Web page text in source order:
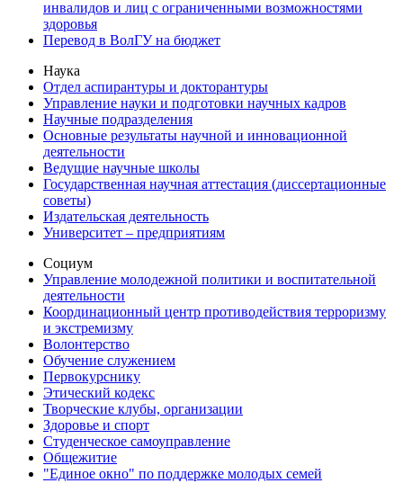
инвалидов и лиц с ограниченными возможностями
здоровья
Перевод в ВолГУ на бюджет
Наука
Отдел аспирантуры и докторантуры
Управление науки и подготовки научных кадров
Научные подразделения
Основные результаты научной и инновационной
деятельности
Ведущие научные школы
Государственная научная аттестация (диссертационные
советы)
Издательская деятельность
Университет – предприятиям
Социум
Управление молодежной политики и воспитательной
деятельности
Координационный центр противодействия терроризму
и экстремизму
Волонтерство
Обучение служением
Первокурснику
Этический кодекс
Творческие клубы, организации
Здоровье и спорт
Студенческое самоуправление
Общежитие
"Единое окно" по поддержке молодых семей